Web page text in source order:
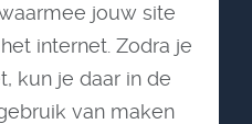
jouw site
internet. Zodra je
kun je daar in de
van maken